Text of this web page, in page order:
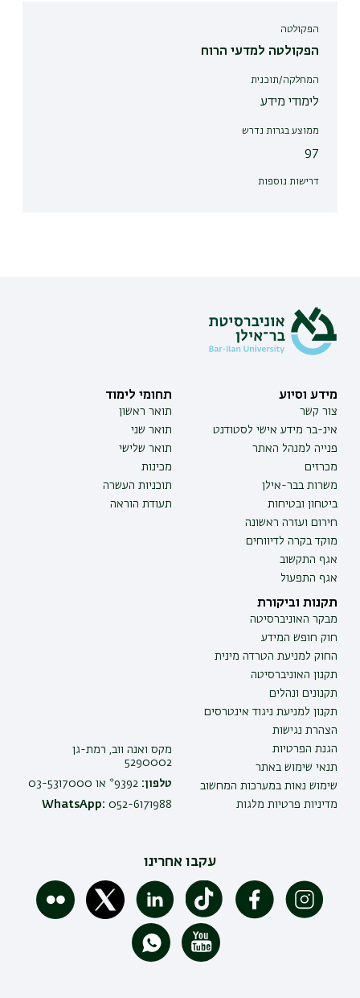
הפקולטה
הפקולטה למדעי הרוח
המחלקה/תוכנית
לימודי מידע
ממוצע בגרות נדרש
97
דרישות נוספות
מידע וסיוע
צור קשר
אינ-בר מידע אישי לסטודנט
פנייה למנהל האתר
מכרזים
משרות בבר-אילן
ביטחון ובטיחות
חירום ועזרה ראשונה
מוקד בקרה לדיווחים
אגף התקשוב
אגף התפעול
תחומי לימוד
תואר ראשון
תואר שני
תואר שלישי
מכינות
תוכניות העשרה
תעודת הוראה
תקנות וביקורת
מבקר האוניברסיטה
חוק חופש המידע
החוק למניעת הטרדה מינית
תקנון האוניברסיטה
תקנונים ונהלים
תקנון למניעת ניגוד אינטרסים
הצהרת נגישות
הגנת הפרטיות
תנאי שימוש באתר
שימוש נאות במערכות המחשוב
מדיניות פרטיות מלגות
מקס ואנה ווב, רמת-גן
5290002
טלפון: 9392* או 03-5317000
WhatsApp: 052-6171988
עקבו אחרינו